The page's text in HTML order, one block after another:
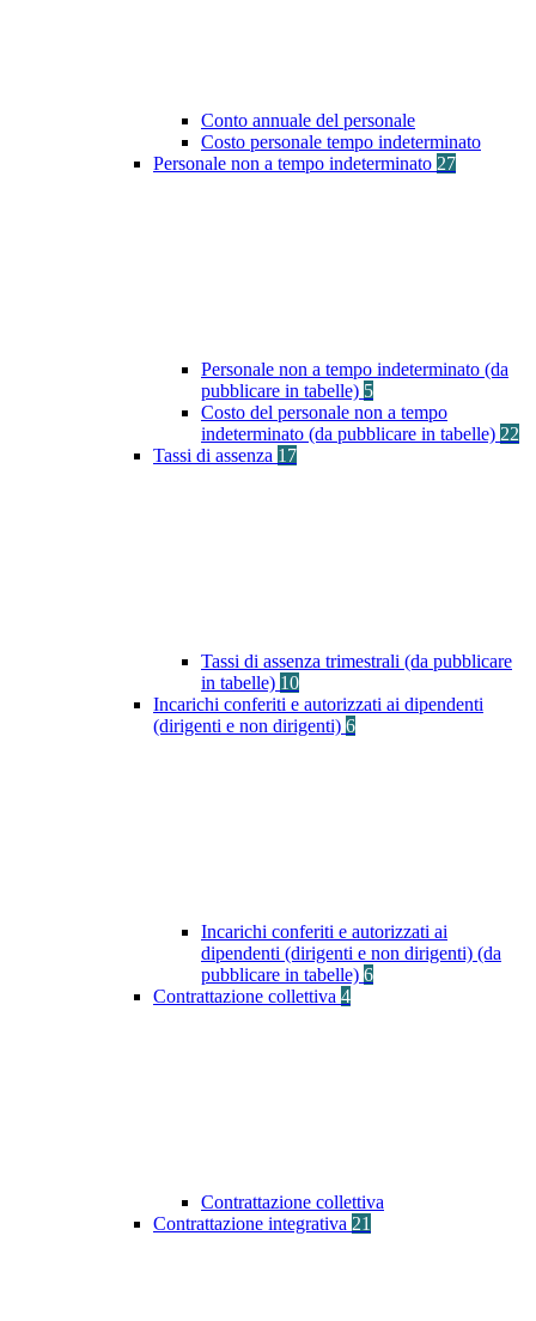
Conto annuale del personale
Costo personale tempo indeterminato
Personale non a tempo indeterminato 27
Personale non a tempo indeterminato (da
pubblicare in tabelle) 5
Costo del personale non a tempo
indeterminato (da pubblicare in tabelle) 22
Tassi di assenza 17
Tassi di assenza trimestrali (da pubblicare
in tabelle) 10
Incarichi conferiti e autorizzati ai dipendenti
(dirigenti e non dirigenti) 6
Incarichi conferiti e autorizzati ai
dipendenti (dirigenti e non dirigenti) (da
pubblicare in tabelle) 6
Contrattazione collettiva 4
Contrattazione collettiva
Contrattazione integrativa 21